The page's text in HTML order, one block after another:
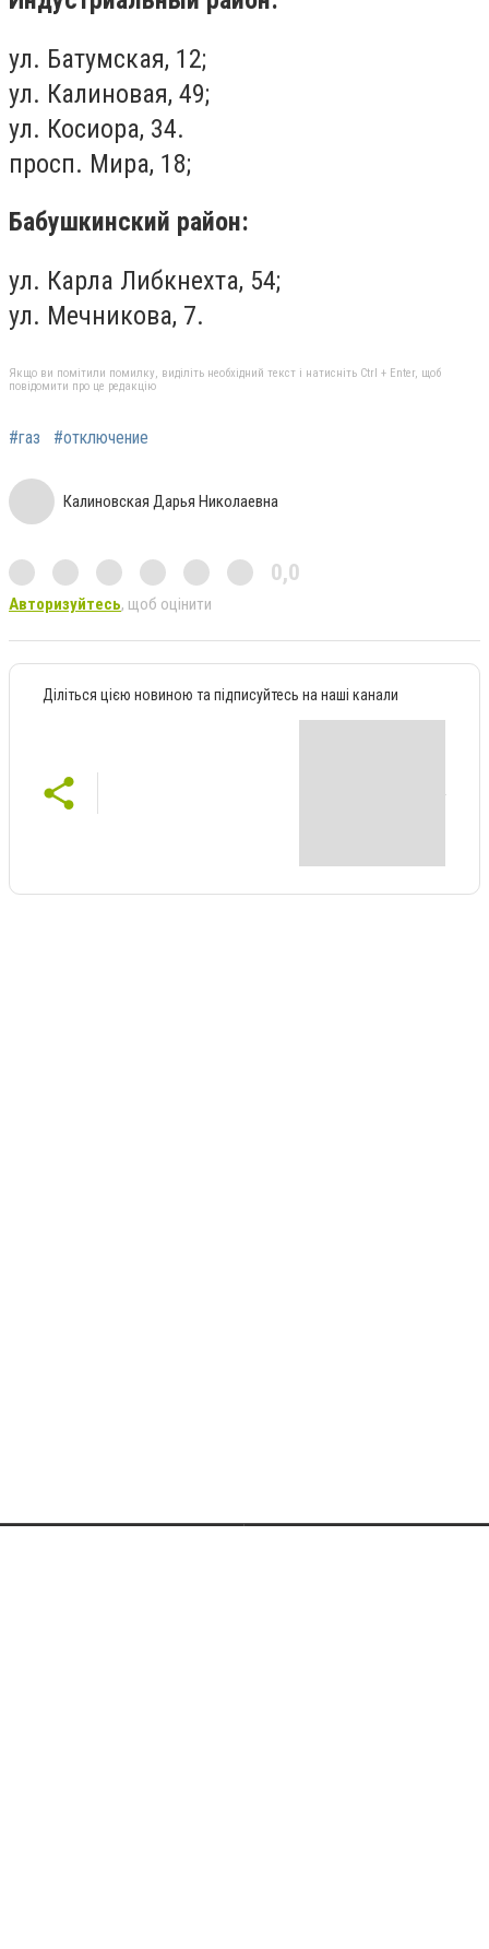
ул. Батумская, 12;
ул. Калиновая, 49;
ул. Косиора, 34.
просп. Мира, 18;
Бабушкинский район:
ул. Карла Либкнехта, 54;
ул. Мечникова, 7.
Якщо ви помітили помилку, виділіть необхідний текст і натисніть Ctrl + Enter, щоб
повідомити про це редакцію
#газ #отключение
Калиновская Дарья Николаевна
0,0
Авторизуйтесь, щоб оцінити
Діліться цією новиною та підписуйтесь на наші канали